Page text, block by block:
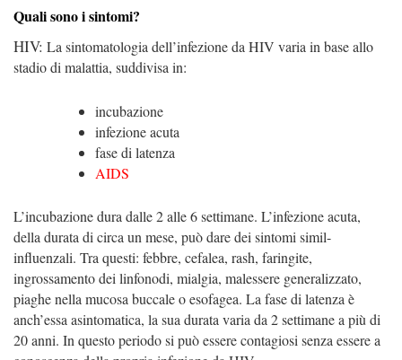
Quali sono i sintomi?
HIV: La sintomatologia dell’infezione da HIV varia in base allo
stadio di malattia, suddivisa in:
incubazione
infezione acuta
fase di latenza
AIDS
L’incubazione dura dalle 2 alle 6 settimane. L’infezione acuta,
della durata di circa un mese, può dare dei sintomi simil-
influenzali. Tra questi: febbre, cefalea, rash, faringite,
ingrossamento dei linfonodi, mialgia, malessere generalizzato,
piaghe nella mucosa buccale o esofagea. La fase di latenza è
anch’essa asintomatica, la sua durata varia da 2 settimane a più di
20 anni. In questo periodo si può essere contagiosi senza essere a